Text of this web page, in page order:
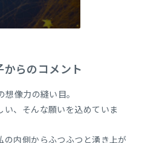
らのコメント
像力の縫い目。
い、そんな願いを込めていま
の内側からふつふつと湧き上が